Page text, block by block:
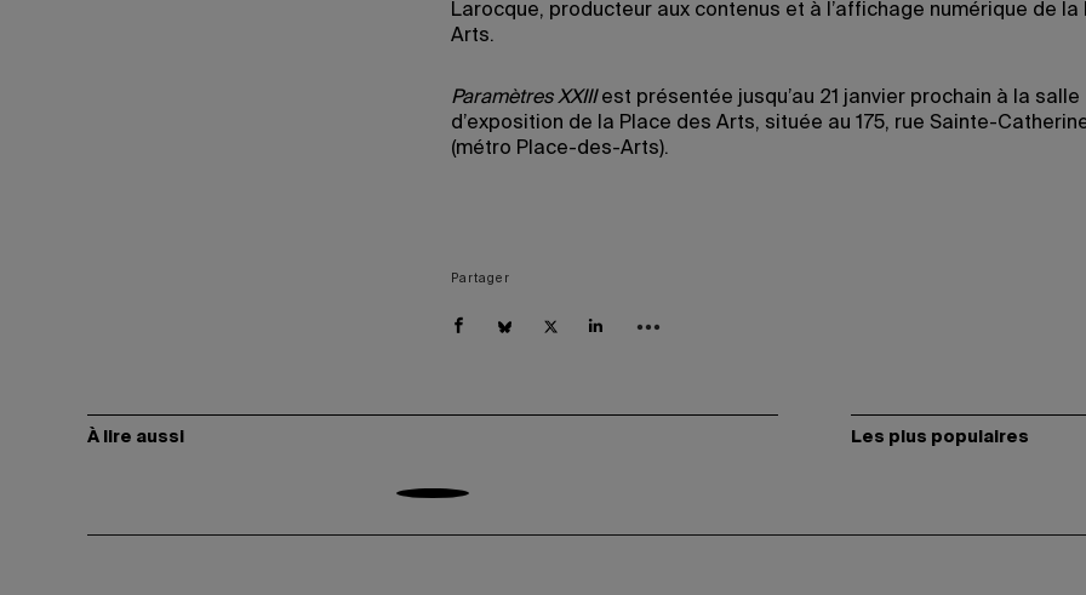
Larocque, producteur aux contenus et à l’affichage numérique de la
Arts.
Paramètres XXIIIest présentée jusqu’au 21 janvier prochain à la salle
d’exposition de la Place des Arts, située au 175, rue Sainte-
(métro Place-des-Arts).
Partager
À lire aussi Les plus populaires